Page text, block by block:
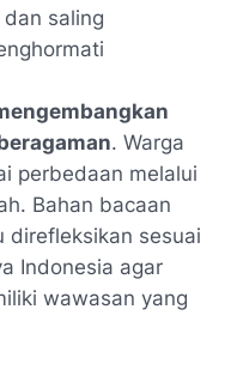
saling
. Warga
perbedaan melalui
Bahan bacaan
direfleksikan sesuai
Indonesia agar
wawasan yang